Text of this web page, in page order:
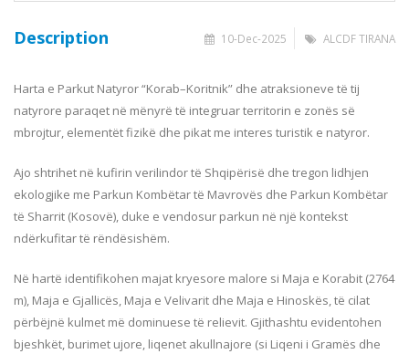
10-Dec-2025 ALCDF TIRANA
Description
Harta e Parkut Natyror “Korab–Koritnik” dhe atraksioneve të tij
natyrore paraqet në mënyrë të integruar territorin e zonës së
mbrojtur, elementët fizikë dhe pikat me interes turistik e natyror.
Ajo shtrihet në kufirin verilindor të Shqipërisë dhe tregon lidhjen
ekologjike me Parkun Kombëtar të Mavrovës dhe Parkun Kombëtar
të Sharrit (Kosovë), duke e vendosur parkun në një kontekst
ndërkufitar të rëndësishëm.
Në hartë identifikohen majat kryesore malore si Maja e Korabit (2764
m), Maja e Gjallicës, Maja e Velivarit dhe Maja e Hinoskës, të cilat
përbëjnë kulmet më dominuese të relievit. Gjithashtu evidentohen
bjeshkët, burimet ujore, liqenet akullnajore (si Liqeni i Gramës dhe